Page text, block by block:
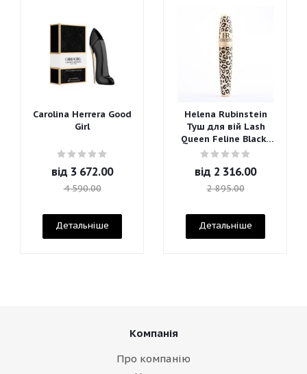
Carolina Herrera Good
Girl
від 3 672.00
4 590.00
Детальніше
Helena Rubinstein
Туш для вій Lash
Queen Feline Blacks
Mascara
від 2 316.00
2 895.00
Детальніше
Компанія
Про компанію